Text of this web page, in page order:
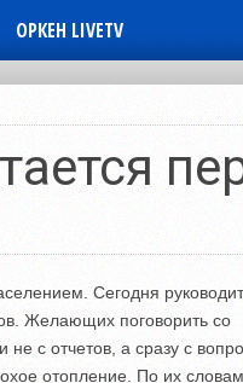
ОРКЕН LIVETV
Сегодня
Желающих поговорить со
с отчетов, а сразу с
отопление. По их